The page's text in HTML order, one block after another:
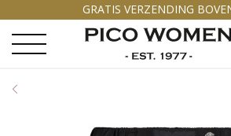
GRATIS VERZENDING